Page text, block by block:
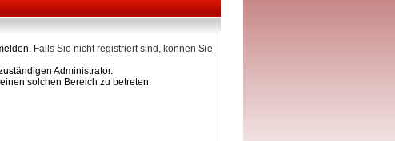
Falls Sie nicht registriert sind, können Sie
Administrator.
solchen Bereich zu betreten.